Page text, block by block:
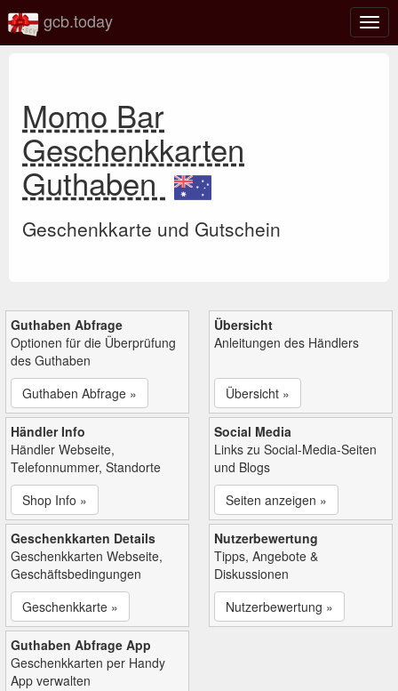
gcb.today
Momo Bar
Geschenkkarten
Guthaben
Geschenkkarte und Gutschein
Guthaben Abfrage
Optionen für die Überprüfung
des Guthaben
Guthaben Abfrage »
Übersicht
Anleitungen des Händlers
Übersicht »
Händler Info
Händler Webseite,
Telefonnummer, Standorte
Shop Info »
Social Media
Links zu Social-Media-Seiten
und Blogs
Seiten anzeigen »
Geschenkkarten Details
Geschenkkarten Webseite,
Geschäftsbedingungen
Geschenkkarte »
Nutzerbewertung
Tipps, Angebote &
Diskussionen
Nutzerbewertung »
Guthaben Abfrage App
Geschenkkarten per Handy
App verwalten